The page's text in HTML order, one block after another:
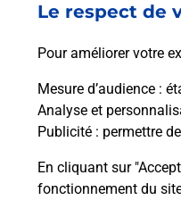
Le respect de
Pour améliorer votre
Mesure d’audience :
Analyse et
Publicité : permettre
En cliquant sur
fonctionnement du
En